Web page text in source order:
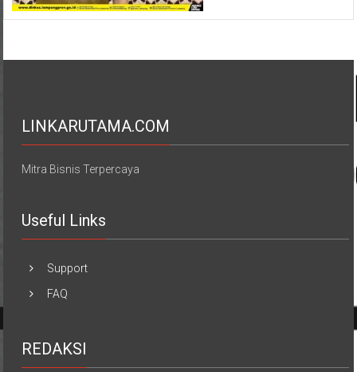
LINKARUTAMA.COM
Mitra Bisnis Terpercaya
Useful Links
Support
FAQ
REDAKSI